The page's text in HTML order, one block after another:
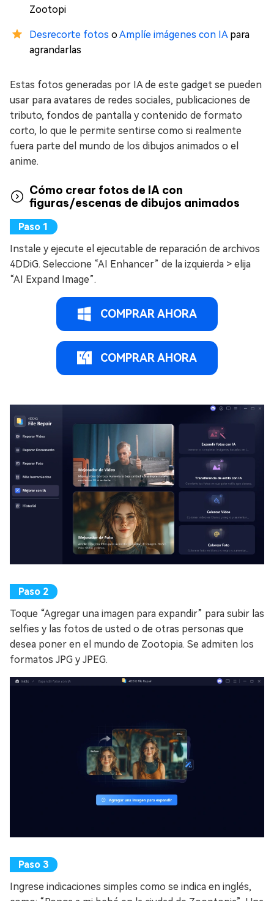
Zootopi
Desrecorte fotos oAmplíe imágenes con IApara
agrandarlas
Estas fotos generadas por IA de este gadget se pueden
usar para avatares de redes sociales, publicaciones de
tributo, fondos de pantalla y contenido de formato
corto, lo que le permite sentirse como si realmente
fuera parte del mundo de los dibujos animados o el
anime.
Cómo crear fotos de IA con
figuras/escenas de dibujos animados
Instale y ejecute el ejecutable de reparación de archivos
4DDiG. Seleccione “AI Enhancer” de la izquierda > elija
“AI Expand Image”.
COMPRAR AHORA
COMPRAR AHORA
Toque “Agregar una imagen para expandir” para subir las
selfies y las fotos de usted o de otras personas que
desea poner en el mundo de Zootopia. Se admiten los
formatos JPG y JPEG.
Ingrese indicaciones simples como se indica en inglés,